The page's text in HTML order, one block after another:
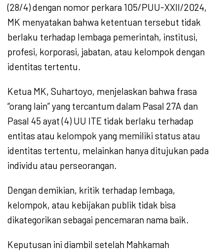
(28/4) dengan nomor perkara 105/PUU-XXII/2024,
MK menyatakan bahwa ketentuan tersebut tidak
berlaku terhadap lembaga pemerintah, institusi,
profesi, korporasi, jabatan, atau kelompok dengan
identitas tertentu.
Ketua MK, Suhartoyo, menjelaskan bahwa frasa
“orang lain” yang tercantum dalam Pasal 27A dan
Pasal 45 ayat (4) UU ITE tidak berlaku terhadap
entitas atau kelompok yang memiliki status atau
identitas tertentu, melainkan hanya ditujukan pada
individu atau perseorangan.
Dengan demikian, kritik terhadap lembaga,
kelompok, atau kebijakan publik tidak bisa
dikategorikan sebagai pencemaran nama baik.
Keputusan ini diambil setelah Mahkamah